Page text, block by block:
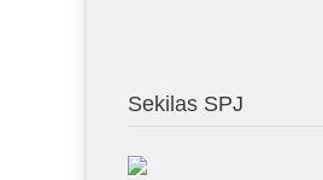
Sekilas SPJ